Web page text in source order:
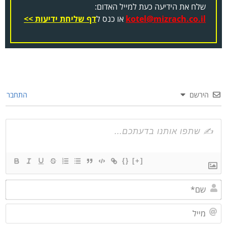
שלח את הידיעה כעת למייל האדום:
kotel@mizrach.co.ilאו כנס לדף שליחת ידיעות >>
הירשם התחבר
{}